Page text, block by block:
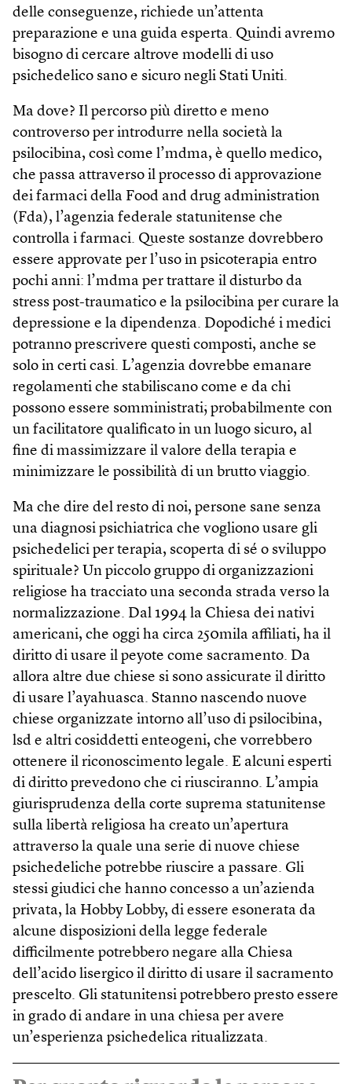
delle conseguenze, richiede un’attenta
preparazione e una guida esperta. Quindi avremo
bisogno di cercare altrove modelli di uso
psichedelico sano e sicuro negli Stati Uniti.
Ma dove? Il percorso più diretto e meno
controverso per introdurre nella società la
psilocibina, così come l’mdma, è quello medico,
che passa attraverso il processo di approvazione
dei farmaci della Food and drug administration
(Fda), l’agenzia federale statunitense che
controlla i farmaci. Queste sostanze dovrebbero
essere approvate per l’uso in psicoterapia entro
pochi anni: l’mdma per trattare il disturbo da
stress post-traumatico e la psilocibina per curare la
depressione e la dipendenza. Dopodiché i medici
potranno prescrivere questi composti, anche se
solo in certi casi. L’agenzia dovrebbe emanare
regolamenti che stabiliscano come e da chi
possono essere somministrati; probabilmente con
un facilitatore qualificato in un luogo sicuro, al
fine di massimizzare il valore della terapia e
minimizzare le possibilità di un brutto viaggio.
Ma che dire del resto di noi, persone sane senza
una diagnosi psichiatrica che vogliono usare gli
psichedelici per terapia, scoperta di sé o sviluppo
spirituale? Un piccolo gruppo di organizzazioni
religiose ha tracciato una seconda strada verso la
normalizzazione. Dal 1994 la Chiesa dei nativi
americani, che oggi ha circa 250mila affiliati, ha il
diritto di usare il peyote come sacramento. Da
allora altre due chiese si sono assicurate il diritto
di usare l’ayahuasca. Stanno nascendo nuove
chiese organizzate intorno all’uso di psilocibina,
lsd e altri cosiddetti enteogeni, che vorrebbero
ottenere il riconoscimento legale. E alcuni esperti
di diritto prevedono che ci riusciranno. L’ampia
giurisprudenza della corte suprema statunitense
sulla libertà religiosa ha creato un’apertura
attraverso la quale una serie di nuove chiese
psichedeliche potrebbe riuscire a passare. Gli
stessi giudici che hanno concesso a un’azienda
privata, la Hobby Lobby, di essere esonerata da
alcune disposizioni della legge federale
difficilmente potrebbero negare alla Chiesa
dell’acido lisergico il diritto di usare il sacramento
prescelto. Gli statunitensi potrebbero presto essere
in grado di andare in una chiesa per avere
un’esperienza psichedelica ritualizzata.